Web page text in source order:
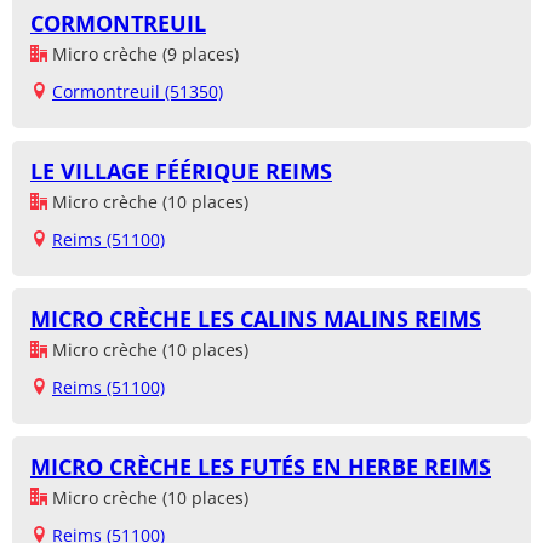
CORMONTREUIL
Micro crèche (9 places)
Cormontreuil (51350)
LE VILLAGE FÉÉRIQUE REIMS
Micro crèche (10 places)
Reims (51100)
MICRO CRÈCHE LES CALINS MALINS REIMS
Micro crèche (10 places)
Reims (51100)
MICRO CRÈCHE LES FUTÉS EN HERBE REIMS
Micro crèche (10 places)
Reims (51100)